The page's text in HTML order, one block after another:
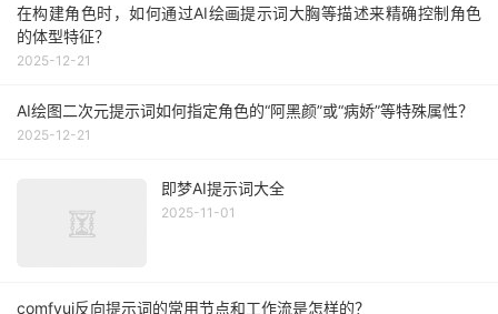
在构建角色时，如何通过AI绘画提示词大胸等描述来精确控制角色
的体型特征？
2025-12-21
AI绘图二次元提示词如何指定角色的“阿黑颜”或“病娇”等特殊属性？
2025-12-21
即梦AI提示词大全
2025-11-01
comfyui反向提示词的常用节点和工作流是怎样的？